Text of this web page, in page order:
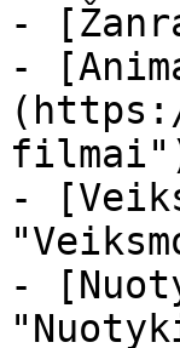
-
-
-
-